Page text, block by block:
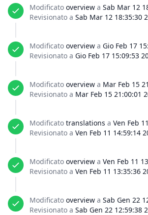
Modificato overview a Sab Mar 12
Revisionato a Sab Mar 12 18:35:30
Modificato overview a Gio Feb 17
Revisionato a Gio Feb 17 15:09:53
Modificato overview a Mar Feb 15
Revisionato a Mar Feb 15 21:00:01
Modificato translations a Ven Feb
Revisionato a Ven Feb 11 14:59:14
Modificato overview a Ven Feb 11
Revisionato a Ven Feb 11 13:35:36
Modificato overview a Sab Gen 22
Revisionato a Sab Gen 22 12:59:38